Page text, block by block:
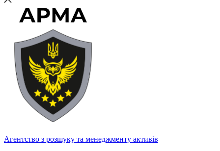
Агентство з розшуку та менеджменту активів